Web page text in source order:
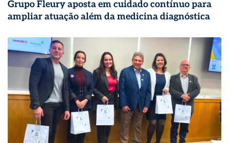
Grupo Fleury aposta em cuidado contínuo para
ampliar atuação além da medicina diagnóstica